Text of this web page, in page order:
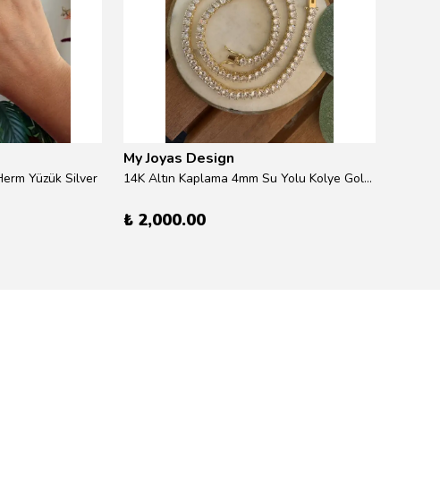
Yüzük Silver
My Joyas Design
14K Altın Kaplama 4mm Su Yolu Kolye Gold 41cm
₺ 2,000.00